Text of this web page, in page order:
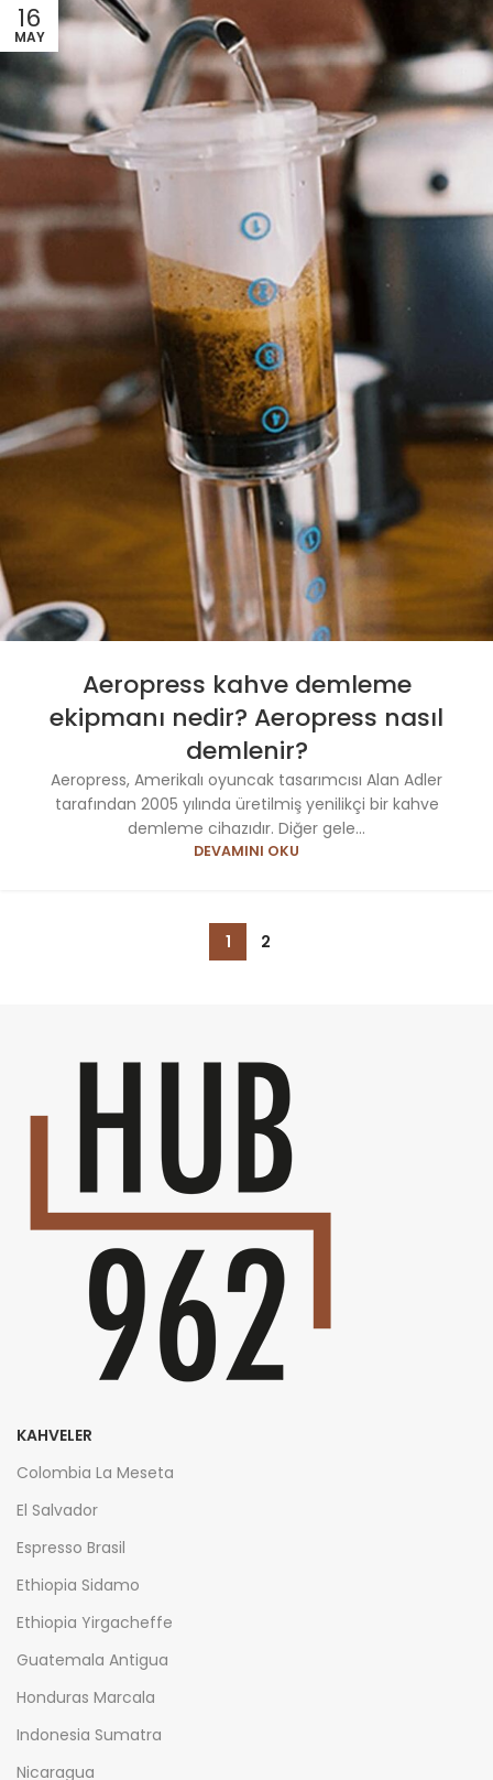
16
MAY
Aeropress kahve demleme
ekipmanı nedir? Aeropress nasıl
demlenir?
Aeropress, Amerikalı oyuncak tasarımcısı Alan Adler
tarafından 2005 yılında üretilmiş yenilikçi bir kahve
demleme cihazıdır. Diğer gele...
DEVAMINI OKU
1 2
KAHVELER
Colombia La Meseta
El Salvador
Espresso Brasil
Ethiopia Sidamo
Ethiopia Yirgacheffe
Guatemala Antigua
Honduras Marcala
Indonesia Sumatra
Nicaragua